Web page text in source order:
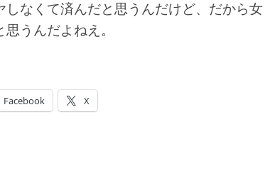
なくて済んだと思うんだけど、だから女
うんだよねえ。
Facebook X